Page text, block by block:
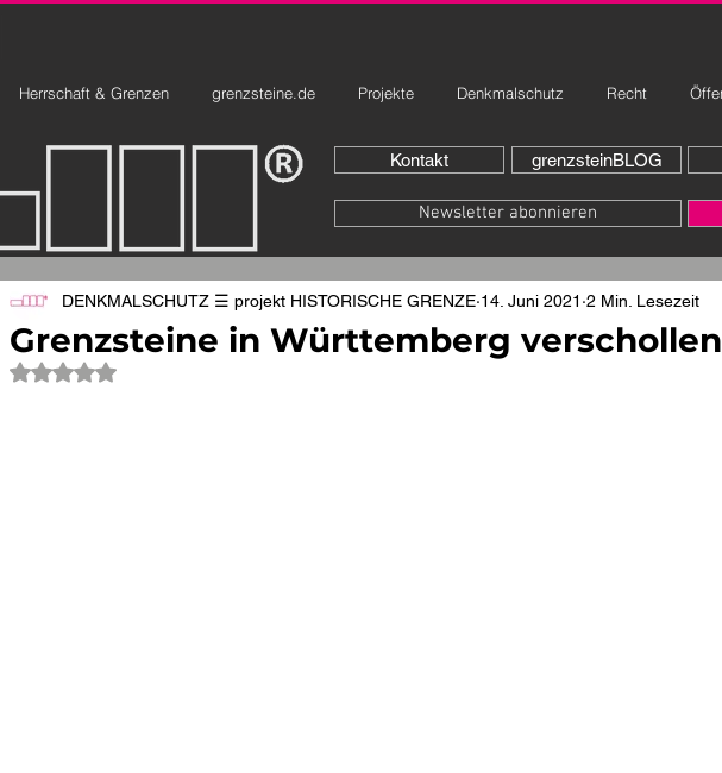
Herrschaft & Grenzen grenzsteine.de Projekte Denkmalschutz Recht
Kontakt grenzsteinBLOG
Newsletter abonnieren
Grenzsteine in Württemberg verschollen
DENKMALSCHUTZ ☰ projekt HISTORISCHE GRENZE 14. Juni 2021 2 Min. Lesezeit
Mit NaN von 5 Sternen bewertet.